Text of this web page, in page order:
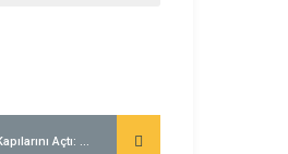
Bit Pazarı’na Yoğun İlgi